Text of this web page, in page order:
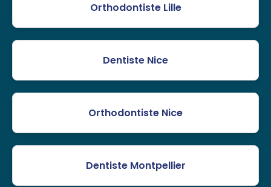
Orthodontiste Lille
Dentiste Nice
Orthodontiste Nice
Dentiste Montpellier